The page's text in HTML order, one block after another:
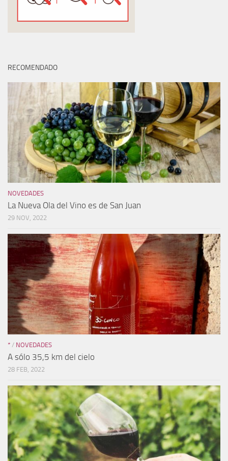
RECOMENDADO
NOVEDADES
La Nueva Ola del Vino es de San Juan
29 NOV, 2022
* / NOVEDADES
A sólo 35,5 km del cielo
28 FEB, 2022